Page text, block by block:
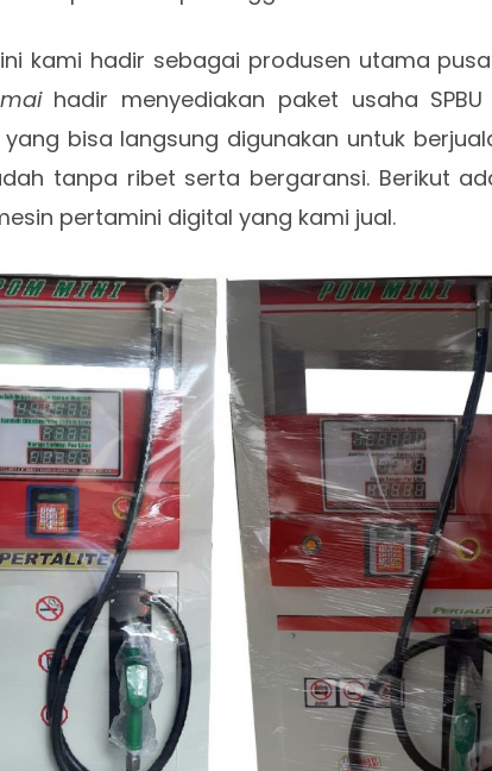
kami hadir sebagai produsen utama
hadir menyediakan paket usaha SPBU
bisa langsung digunakan untuk
tanpa ribet serta bergaransi. Berikut
pertamini digital yang kami jual.